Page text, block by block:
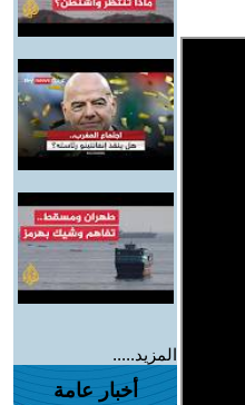
المزيد.....
أخبار عامة